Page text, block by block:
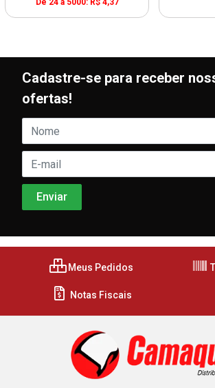
De 24 a 5000: R$ 4,37
Cadastre-se para receber
ofertas!
Meus Pedidos
Notas Fiscais